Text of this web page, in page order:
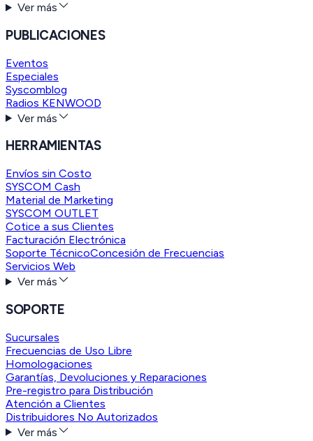
Ver más
PUBLICACIONES
Eventos
Especiales
Syscomblog
Radios KENWOOD
Ver más
HERRAMIENTAS
Envíos sin Costo
SYSCOM Cash
Material de Marketing
SYSCOM OUTLET
Cotice a sus Clientes
Facturación Electrónica
Soporte TécnicoConcesión de Frecuencias
Servicios Web
Ver más
SOPORTE
Sucursales
Frecuencias de Uso Libre
Homologaciones
Garantías, Devoluciones y Reparaciones
Pre-registro para Distribución
Atención a Clientes
Distribuidores No Autorizados
Ver más